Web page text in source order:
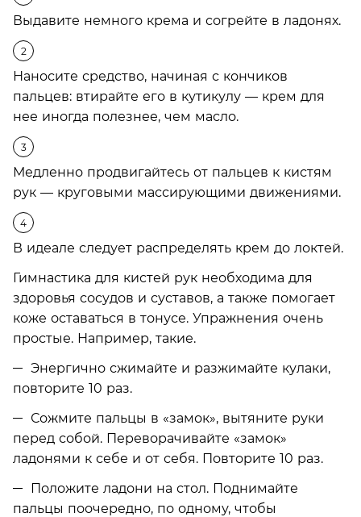
Выдавите немного крема и согрейте в ладонях.
Наносите средство, начиная с кончиков
пальцев: втирайте его в кутикулу — крем для
нее иногда полезнее, чем масло.
Медленно продвигайтесь от пальцев к кистям
рук — круговыми массирующими движениями.
В идеале следует распределять крем до локтей.
Гимнастика для кистей рук необходима для
здоровья сосудов и суставов, а также помогает
коже оставаться в тонусе. Упражнения очень
простые. Например, такие.
Энергично сжимайте и разжимайте кулаки,
повторите 10 раз.
Сожмите пальцы в «замок», вытяните руки
перед собой. Переворачивайте «замок»
ладонями к себе и от себя. Повторите 10 раз.
Положите ладони на стол. Поднимайте
пальцы поочередно, по одному, чтобы